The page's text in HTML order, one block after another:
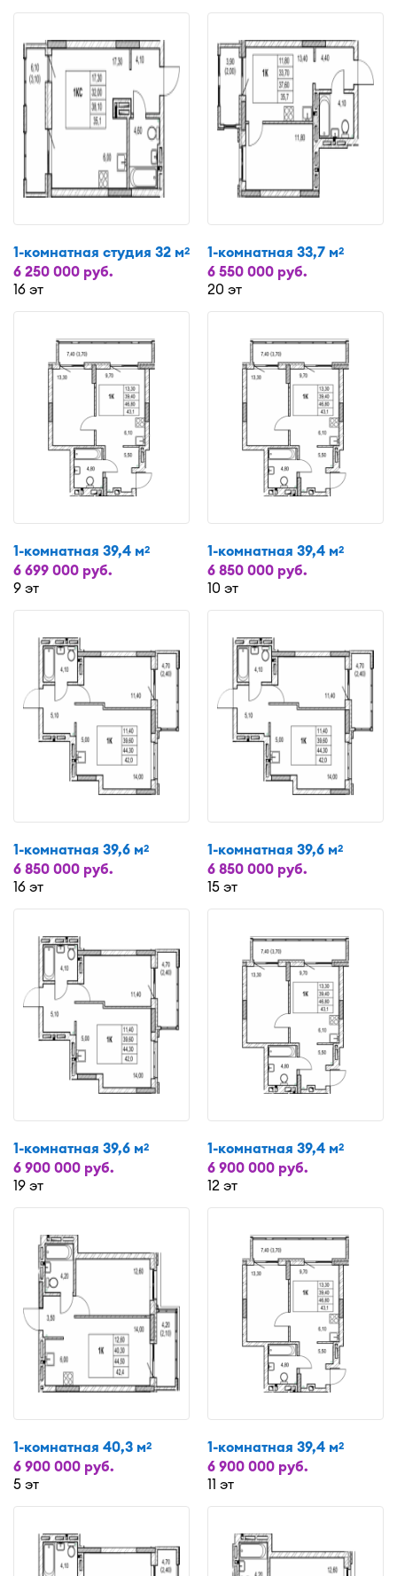
1-комнатная студия 32 м2
6 250 000 руб.
16 эт
1-комнатная 33,7 м2
6 550 000 руб.
20 эт
1-комнатная 39,4 м2
6 699 000 руб.
9 эт
1-комнатная 39,4 м2
6 850 000 руб.
10 эт
1-комнатная 39,6 м2
6 850 000 руб.
16 эт
1-комнатная 39,6 м2
6 850 000 руб.
15 эт
1-комнатная 39,6 м2
6 900 000 руб.
19 эт
1-комнатная 39,4 м2
6 900 000 руб.
12 эт
1-комнатная 40,3 м2
6 900 000 руб.
5 эт
1-комнатная 39,4 м2
6 900 000 руб.
11 эт